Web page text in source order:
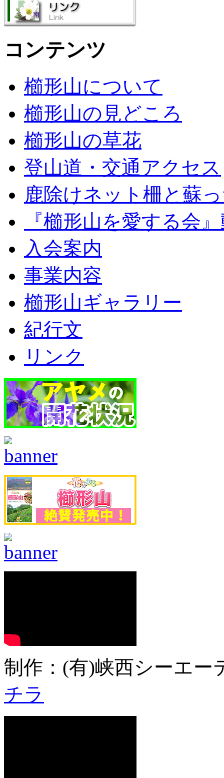
コンテンツ
櫛形山について
櫛形山の見どころ
櫛形山の草花
登山道・交通アクセス
鹿除けネット柵と蘇
『櫛形山を愛する会
入会案内
事業内容
櫛形山ギャラリー
紀行文
リンク
制作：(有)峡西シーエ
チラ